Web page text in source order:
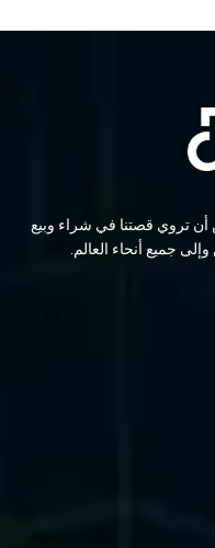
يمكن أن تروي قصتنا في شراء وبيع
جميع أنحاء العالم.